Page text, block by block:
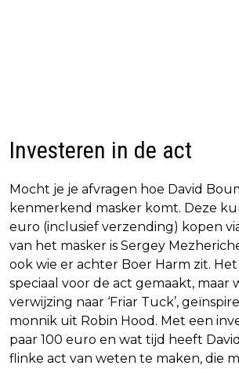
Investeren in de act
Mocht je je afvragen hoe David
kenmerkend masker komt. Deze
euro (inclusief verzending) kopen
van het masker is Sergey
ook wie er achter Boer Harm zit. Het
speciaal voor de act gemaakt, maar
verwijzing naar ‘Friar Tuck’,
monnik uit Robin Hood. Met een
paar 100 euro en wat tijd heeft
flinke act van weten te maken, die